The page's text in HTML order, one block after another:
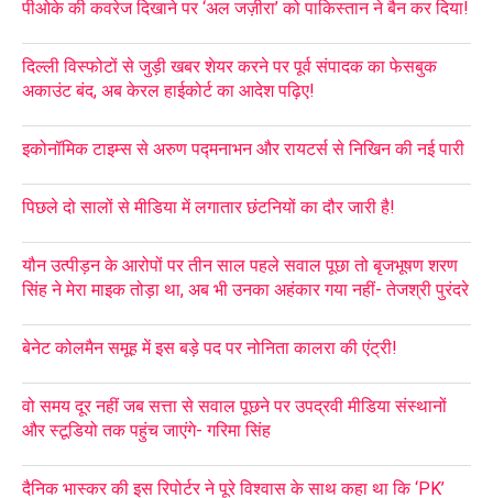
पीओके की कवरेज दिखाने पर ‘अल जज़ीरा’ को पाकिस्तान ने बैन कर दिया!
दिल्ली विस्फोटों से जुड़ी खबर शेयर करने पर पूर्व संपादक का फेसबुक
अकाउंट बंद, अब केरल हाईकोर्ट का आदेश पढ़िए!
इकोनॉमिक टाइम्स से अरुण पद्मनाभन और रायटर्स से निखिन की नई पारी
पिछले दो सालों से मीडिया में लगातार छंटनियों का दौर जारी है!
यौन उत्पीड़न के आरोपों पर तीन साल पहले सवाल पूछा तो बृजभूषण शरण
सिंह ने मेरा माइक तोड़ा था, अब भी उनका अहंकार गया नहीं- तेजश्री पुरंदरे
बेनेट कोलमैन समूह में इस बड़े पद पर नोनिता कालरा की एंट्री!
वो समय दूर नहीं जब सत्ता से सवाल पूछने पर उपद्रवी मीडिया संस्थानों
और स्टूडियो तक पहुंच जाएंगे- गरिमा सिंह
दैनिक भास्कर की इस रिपोर्टर ने पूरे विश्वास के साथ कहा था कि ‘PK’